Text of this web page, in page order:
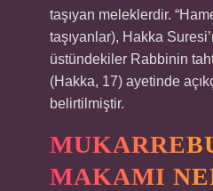
taşıyan meleklerdir.
taşıyanlar), Hakka
üstündekiler Rabbinin
(Hakka, 17) ayetinde
belirtilmiştir.
MAKAMI